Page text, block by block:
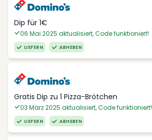
Dip für 1€
06 Mai 2025 aktualisiert, Code funktioniert!
LIEFERN ABHEBEN
Gratis Dip zu 1 Pizza-Brötchen
03 März 2025 aktualisiert, Code funktioniert!
LIEFERN ABHEBEN